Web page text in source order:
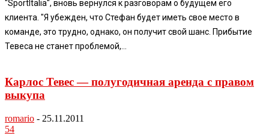
"SportItalia", вновь вернулся к разговорам о будущем его
клиента. "Я убежден, что Стефан будет иметь свое место в
команде, это трудно, однако, он получит свой шанс. Прибытие
Тевеса не станет проблемой,...
Карлос Тевес — полугодичная аренда с правом
выкупа
romario - 25.11.2011
54